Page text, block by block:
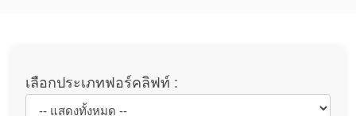
เลือกประเภทฟอร์คลิฟท์ :